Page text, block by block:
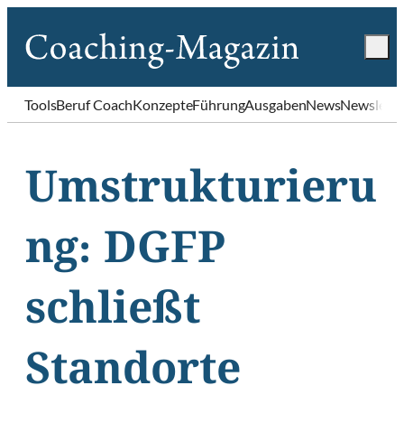
ToolsBeruf CoachKonzepteFührungAusgabenNews
Umstrukturieru
ng: DGFP
schließt
Standorte